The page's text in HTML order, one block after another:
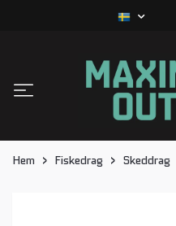
Hem Fiskedrag Skeddrag